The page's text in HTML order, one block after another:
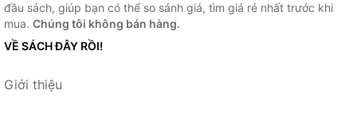
đầu sách, giúp bạn có thể so sánh giá, tìm giá rẻ nhất trước khi
mua. Chúng tôi không bán hàng.
VỀ SÁCH ĐÂY RỒI!
Giới thiệu